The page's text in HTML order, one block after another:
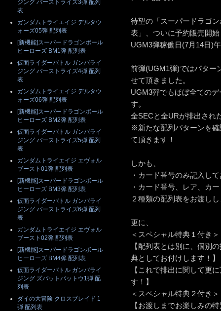
待望の「スーパードラゴ
表」、ついに予約販売開始
UGM3弾稼働日(7月14日)
前弾(UGM1弾)ではパター
せて頂きました。
UGM3弾でもほぼ全ての
す。
全SECと全URが排出され
※新たな配列パターンを
て頂きます！
しかも、
・カード番号のみ記入し
・カード番号、レア、カ
２種類の配列表をお渡し
更に、
＜スペシャル特典１付き＞
【配列表とは別に、個別
典としてお付けします！】
【これで排出に関して更
す！】
＜スペシャル特典２付き＞
【お渡しまでお楽しみの
ジング バーストライズ3弾 配列
表
ガンダムトライエイジ デルタウ
ォーズ05弾 配列表
[新機能]スーパードラゴンボール
ヒーローズ BM1弾 配列表
仮面ライダーバトル ガンバライ
ジング バーストライズ4弾 配列
表
ガンダムトライエイジ デルタウ
ォーズ06弾 配列表
[新機能]スーパードラゴンボール
ヒーローズ BM2弾 配列表
仮面ライダーバトル ガンバライ
ジング バーストライズ5弾 配列
表
ガンダムトライエイジ エヴォル
ブースト01弾 配列表
[新機能]スーパードラゴンボール
ヒーローズ BM3弾 配列表
仮面ライダーバトル ガンバライ
ジング バーストライズ6弾 配列
表
ガンダムトライエイジ エヴォル
ブースト02弾 配列表
[新機能]スーパードラゴンボール
ヒーローズ BM4弾 配列表
仮面ライダーバトル ガンバライ
ジング ズバットバットウ1弾 配
列表
ダイの大冒険 クロスブレイド 1
弾 配列表